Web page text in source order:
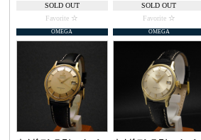
SOLD OUT
Favorite
SOLD OUT
Favorite
OMEGA OMEGA